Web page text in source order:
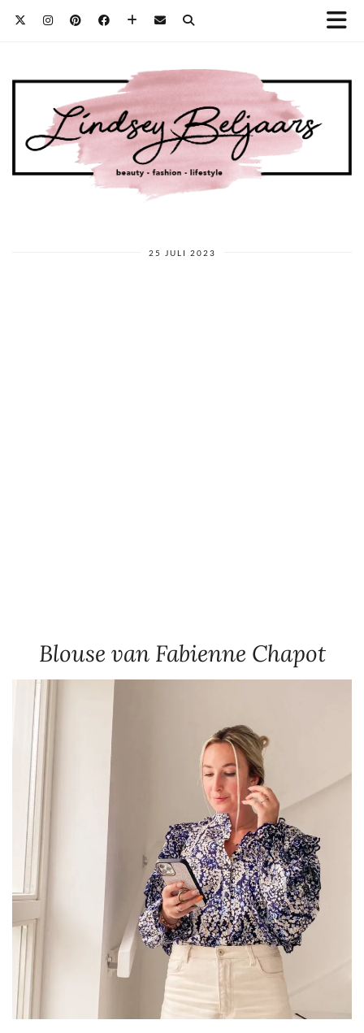
25 JULI 2023
Blouse van Fabienne Chapot